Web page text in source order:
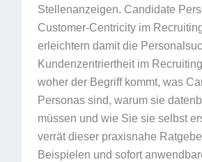
Stellenanzeigen. Candidate
Customer-Centricity im
erleichtern damit die
Kundenzentriertheit im
woher der Begriff kommt, was
Personas sind, warum sie
müssen und wie Sie sie selbst
verrät dieser praxisnahe
Beispielen und sofort